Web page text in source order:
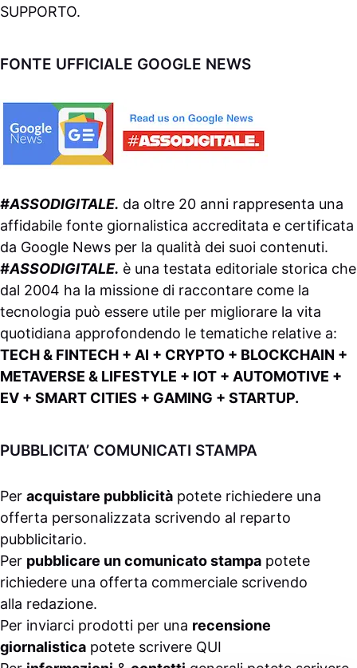
SUPPORTO.
FONTE UFFICIALE GOOGLE NEWS
#ASSODIGITALE. da oltre 20 anni rappresenta una
affidabile fonte giornalistica accreditata e certificata
da Google News per la qualità dei suoi contenuti.
#ASSODIGITALE. è una testata editoriale storica che
dal 2004 ha la missione di raccontare come la
tecnologia può essere utile per migliorare la vita
quotidiana approfondendo le tematiche relative a:
TECH & FINTECH + AI + CRYPTO + BLOCKCHAIN +
METAVERSE & LIFESTYLE + IOT + AUTOMOTIVE +
EV + SMART CITIES + GAMING + STARTUP.
PUBBLICITA’ COMUNICATI STAMPA
Per acquistare pubblicità potete richiedere una
offerta personalizzata scrivendo al reparto
pubblicitario.
Per pubblicare un comunicato stampa potete
richiedere una offerta commerciale scrivendo
alla redazione.
Per inviarci prodotti per una recensione
giornalistica potete scrivere QUI